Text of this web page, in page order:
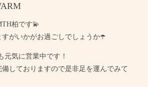
柏です💫
すがいかがお過ごしでしょうか☂️
元気に営業中です！
しておりますので是非足を運んでみて